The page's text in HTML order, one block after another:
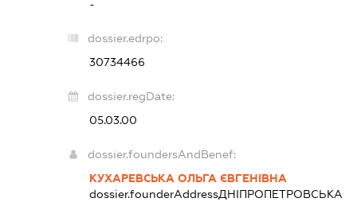
-
dossier.edrpo:
30734466
dossier.regDate:
05.03.00
dossier.foundersAndBenef:
КУХАРЕВСЬКА ОЛЬГА ЄВГЕНІВНА
dossier.founderAddressДНІПРОПЕТРОВСЬКА